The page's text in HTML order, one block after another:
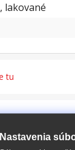
lakované
tu
Nastavenia